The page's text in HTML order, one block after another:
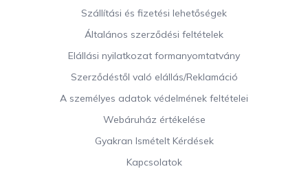
Szállítási és fizetési lehetőségek
Általános szerződési feltételek
Elállási nyilatkozat formanyomtatvány
Szerződéstől való elállás/Reklamáció
A személyes adatok védelmének feltételei
Webáruház értékelése
Gyakran Ismételt Kérdések
Kapcsolatok